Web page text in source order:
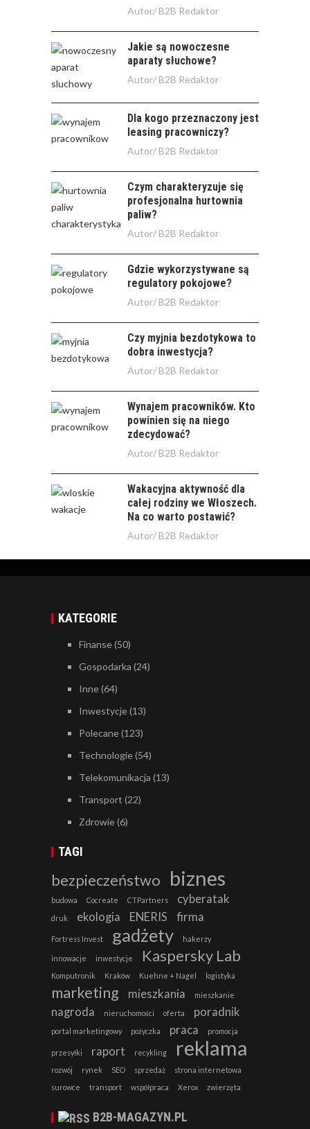
Autor/ B2B Redaktor
Jakie są nowoczesne
aparaty słuchowe?
Autor/ B2B Redaktor
Dla kogo przeznaczony jest
leasing pracowniczy?
Autor/ B2B Redaktor
Czym charakteryzuje się
profesjonalna hurtownia
paliw?
Autor/ B2B Redaktor
Gdzie wykorzystywane są
regulatory pokojowe?
Autor/ B2B Redaktor
Czy myjnia bezdotykowa to
dobra inwestycja?
Autor/ B2B Redaktor
Wynajem pracowników. Kto
powinien się na niego
zdecydować?
Autor/ B2B Redaktor
Wakacyjna aktywność dla
całej rodziny we Włoszech.
Na co warto postawić?
Autor/ B2B Redaktor
KATEGORIE
Finanse(50)
Gospodarka (24)
Inne(64)
Inwestycje(13)
Polecane(123)
Technologie(54)
Telekomunikacja (13)
Transport (22)
Zdrowie(6)
TAGI
bezpieczeństwo biznes
budowa Cocreate CTPartners cyberatak
druk ekologia ENERIS firma
Fortress Invest gadżety hakerzy
innowacje inwestycje Kaspersky Lab
Komputronik Kraków Kuehne + Nagel logistyka
marketing mieszkania mieszkanie
nagroda nieruchomości oferta poradnik
portal marketingowy pożyczka praca promocja
przesyłki raport recykling reklama
rozwój rynek SEO sprzedaż
strona internetowa
surowce
transport współpraca Xerox zwierzęta
B2B-MAGAZYN.PL